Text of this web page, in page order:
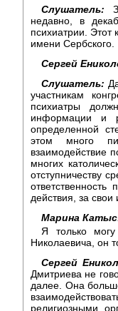
Слушатель:
недавно, в
психиатрии. Этот
имени Сербского.
Сергей
Слушатель:
участникам
психиатры
информации и
определенной
этом много
взаимодействие
многих
отступничеству
действия, за
Марина
Я только
Николаевича, он
Сергей
Дмитриева не
далее. Она
религиозными